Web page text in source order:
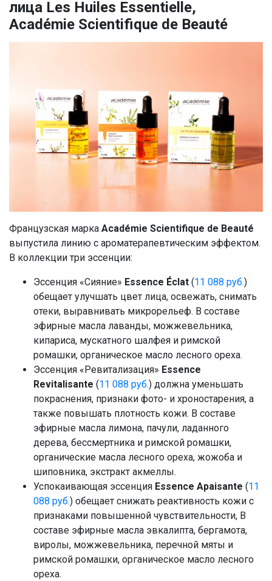
лица Les Huiles Essentielle,
Académie Scientifique de Beauté
Французская марка Académie Scientifique de Beauté
выпустила линию с ароматерапевтическим эффектом.
В коллекции три эссенции:
Эссенция «Сияние» Essence Éclat (11 088 руб.)
обещает улучшать цвет лица, освежать, снимать
отеки, выравнивать микрорельеф. В составе
эфирные масла лаванды, можжевельника,
кипариса, мускатного шалфея и римской
ромашки, органическое масло лесного ореха.
Эссенция «Ревитализация» Essence
Revitalisante (11 088 руб.) должна уменьшать
покраснения, признаки фото- и хроностарения, а
также повышать плотность кожи. В составе
эфирные масла лимона, пачули, ладанного
дерева, бессмертника и римской ромашки,
органические масла лесного ореха, жожоба и
шиповника, экстракт акмеллы.
Успокаивающая эссенция Essence Apaisante (11
088 руб.) обещает снижать реактивность кожи с
признаками повышенной чувствительности, В
составе эфирные масла эвкалипта, бергамота,
виролы, можжевельника, перечной мяты и
римской ромашки, органическое масло лесного
ореха.